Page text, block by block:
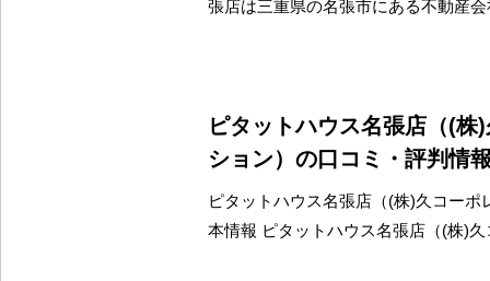
張店は三重県の名張市にある不動産
ピタットハウス名張店（(株
ション）の口コミ・評判情
ピタットハウス名張店（(株)久コーポ
本情報 ピタットハウス名張店（(株)